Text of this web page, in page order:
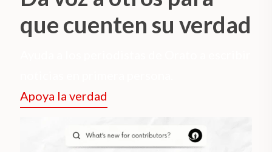
que cuenten su verdad
Apoya la verdad